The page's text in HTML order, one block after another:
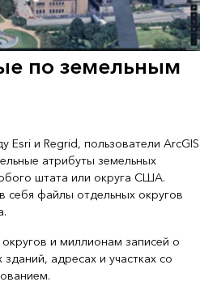
по земельным
Esri и Regrid, пользователи ArcGIS
атрибуты земельных
штата или округа США.
себя файлы отдельных округов
и миллионам записей о
адресах и участках со